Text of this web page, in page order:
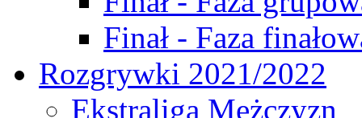
Finał - Faza
Rozgrywki 2021/2022
Ekstraliga Mężczyzn